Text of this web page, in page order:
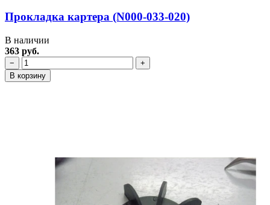
Прокладка картера (N000-033-020)
В наличии
363 руб.
−
+
В корзину